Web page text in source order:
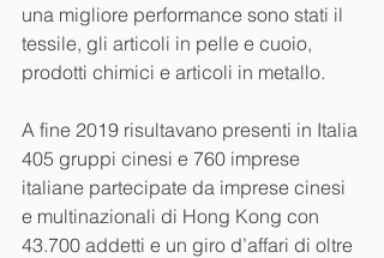
una migliore performance sono stati il
tessile, gli articoli in pelle e cuoio,
prodotti chimici e articoli in metallo.
A fine 2019 risultavano presenti in Italia
405 gruppi cinesi e 760 imprese
italiane partecipate da imprese cinesi
e multinazionali di Hong Kong con
43.700 addetti e un giro d’affari di oltre